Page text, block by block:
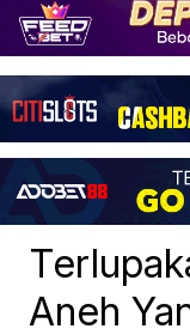
Aneh